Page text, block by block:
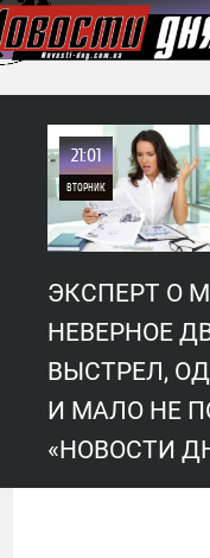
21:01
ВТОРНИК
0
691
ЭКСПЕРТ О
НЕВЕРНОЕ
ВЫСТРЕЛ,
И МАЛО НЕ
«НОВОСТИ